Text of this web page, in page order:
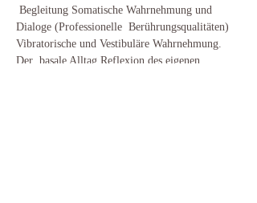
Begleitung Somatische Wahrnehmung und
Dialoge (Professionelle  Berührungsqualitäten)
Vibratorische und Vestibuläre Wahrnehmung.
Der  basale Alltag Reflexion des eigenen